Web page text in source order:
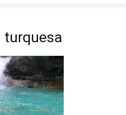
turquesa